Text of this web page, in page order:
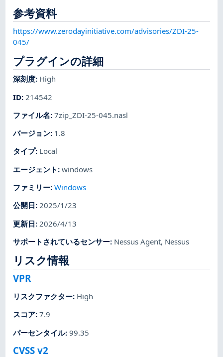
参考資料
https://www.zerodayinitiative.com/advisories/ZDI-25-
045/
プラグインの詳細
深刻度: High
ID: 214542
ファイル名:7zip_ZDI-25-045.nasl
バージョン: 1.8
タイプ: Local
エージェント :windows
ファミリー:Windows
公開日:2025/1/23
更新日: 2026/4/13
サポートされているセンサー: Nessus Agent, Nessus
リスク情報
VPR
リスクファクター: High
スコア:7.9
パーセンタイル:99.35
CVSS v2